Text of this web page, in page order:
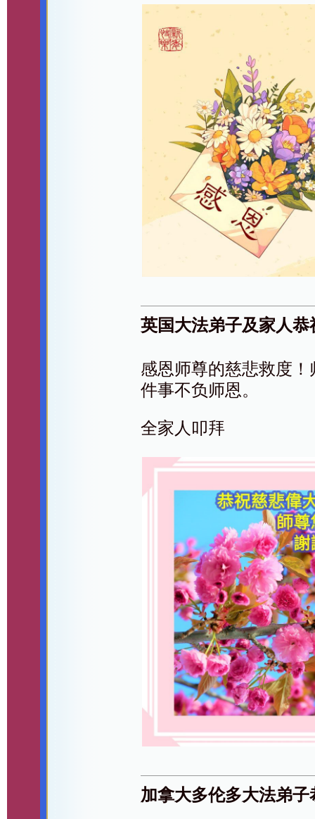
英国大法弟子及家人
感恩师尊的慈悲救度
件事不负师恩。
全家人叩拜
加拿大多伦多大法弟